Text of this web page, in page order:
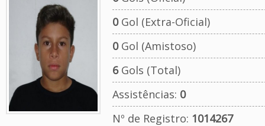
0Gol (Extra-Oficial)
0Gol (Amistoso)
6Gols (Total)
Assistências: 0
Nº de Registro: 1014267